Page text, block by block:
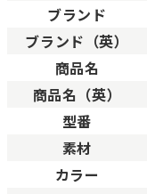
ブランド
ブランド（英）
商品名
商品名（英）
型番
素材
カラー